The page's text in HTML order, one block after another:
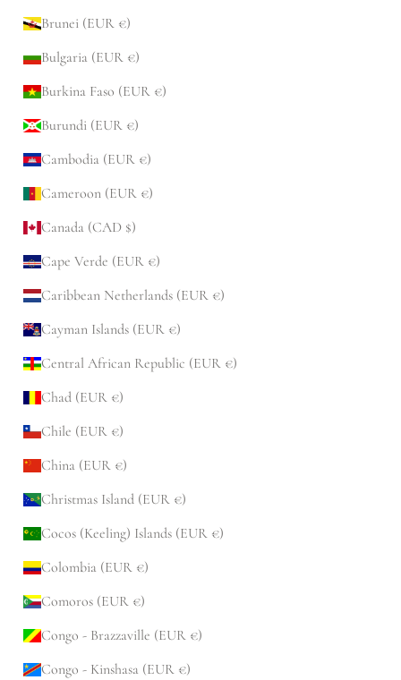
Brunei (EUR €)
Bulgaria (EUR €)
Burkina Faso (EUR €)
Burundi (EUR €)
Cambodia (EUR €)
Cameroon (EUR €)
Canada (CAD $)
Cape Verde (EUR €)
Caribbean Netherlands (EUR €)
Cayman Islands (EUR €)
Central African Republic (EUR €)
Chad (EUR €)
Chile (EUR €)
China (EUR €)
Christmas Island (EUR €)
Cocos (Keeling) Islands (EUR €)
Colombia (EUR €)
Comoros (EUR €)
Congo - Brazzaville (EUR €)
Congo - Kinshasa (EUR €)